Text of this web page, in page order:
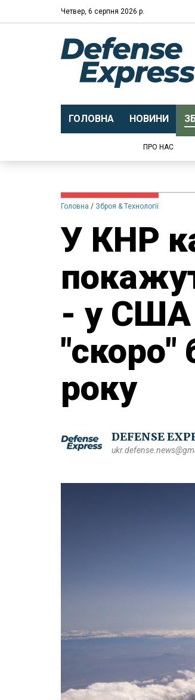
Четвер, 6 серпня 2026 р.
ГОЛОВНА НОВИНИ
ПРО НАС
Головна Зброя & Технології
У КНР
- у
"скоро"
року
DEFENSE